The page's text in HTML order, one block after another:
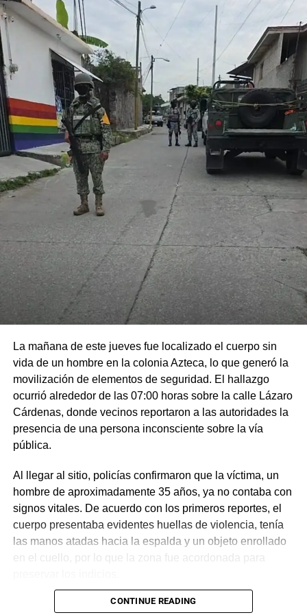
celebraciones en la capital.
La mañana de este jueves fue localizado el cuerpo sin
vida de un hombre en la colonia Azteca, lo que generó la
movilización de elementos de seguridad. El hallazgo
ocurrió alrededor de las 07:00 horas sobre la calle Lázaro
Cárdenas, donde vecinos reportaron a las autoridades la
presencia de una persona inconsciente sobre la vía
pública.
Al llegar al sitio, policías confirmaron que la víctima, un
hombre de aproximadamente 35 años, ya no contaba con
signos vitales. De acuerdo con los primeros reportes, el
cuerpo presentaba evidentes huellas de violencia, tenía
las manos atadas hacia la espalda y un objeto enrollado
en el cuello, por lo que la zona fue acordonada para
Las primeras investigaciones apuntan a que el hombre
CONTINUE READING